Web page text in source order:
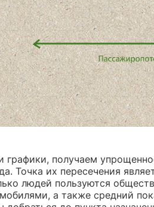
графики, получаем
Точка их пересечения
людей пользуются
а также средний